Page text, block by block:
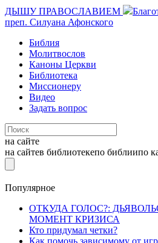
ДЫШУ ПРАВОСЛАВИЕМ
преп. Силуана Афонского
Библия
Молитвослов
Каноны Церкви
Библиотека
Миссионеру
Видео
Задать вопрос
на сайте
на сайтев библиотекепо библиипо
Популярное
ОТКУДА ГОЛОС?:
МОМЕНТ КРИЗИСА
Кто придумал четки?
Как помочь зависимому от